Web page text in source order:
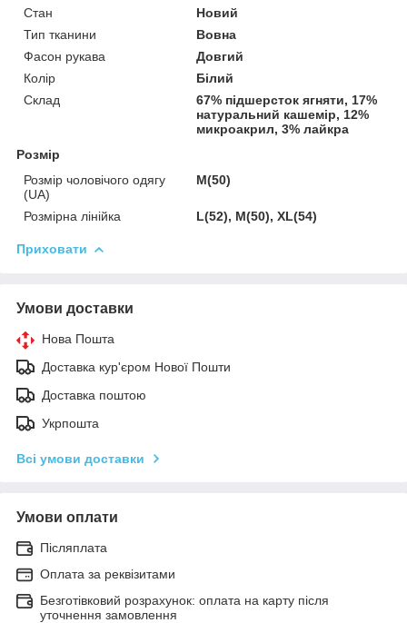
Стан
Новий
Тип тканини
Вовна
Фасон рукава
Довгий
Колір
Білий
Склад
67% підшерсток ягняти, 17%
натуральний кашемір, 12%
микроакрил, 3% лайкра
Розмір
Розмір чоловічого одягу
(UA)
M(50)
Розмірна лінійка L(52), M(50), XL(54)
Приховати
Умови доставки
Нова Пошта
Доставка кур'єром Нової Пошти
Доставка поштою
Укрпошта
Всі умови доставки
Умови оплати
Післяплата
Оплата за реквізитами
Безготівковий розрахунок: оплата на карту після
уточнення замовлення